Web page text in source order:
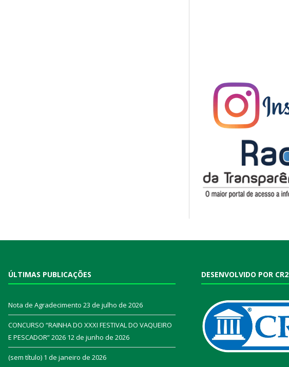
ÚLTIMAS PUBLICAÇÕES
Nota de Agradecimento 23 de julho de 2026
CONCURSO “RAINHA DO XXXI FESTIVAL DO VAQUEIRO
E PESCADOR” 2026 12 de junho de 2026
(sem título) 1 de janeiro de 2026
DESENVOLVIDO POR CR2